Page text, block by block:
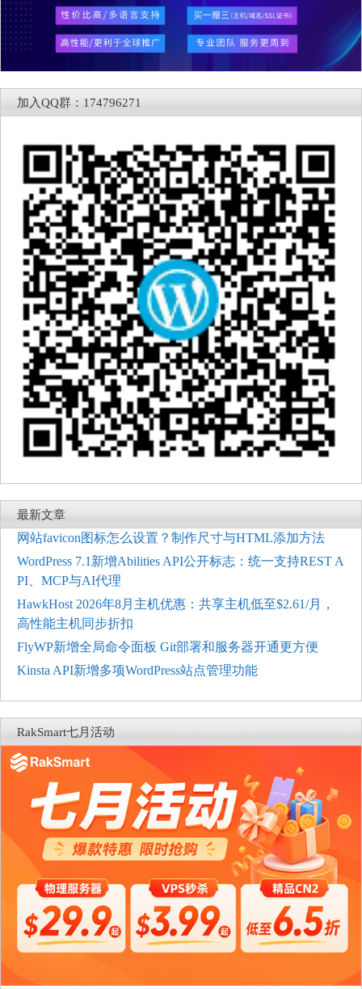
加入QQ群：174796271
最新文章
网站favicon图标怎么设置？制作尺寸与HTML添加方法
WordPress 7.1新增Abilities API公开标志：统一支持REST A
PI、MCP与AI代理
HawkHost 2026年8月主机优惠：共享主机低至$2.61/月，
高性能主机同步折扣
FlyWP新增全局命令面板 Git部署和服务器开通更方便
Kinsta API新增多项WordPress站点管理功能
RakSmart七月活动